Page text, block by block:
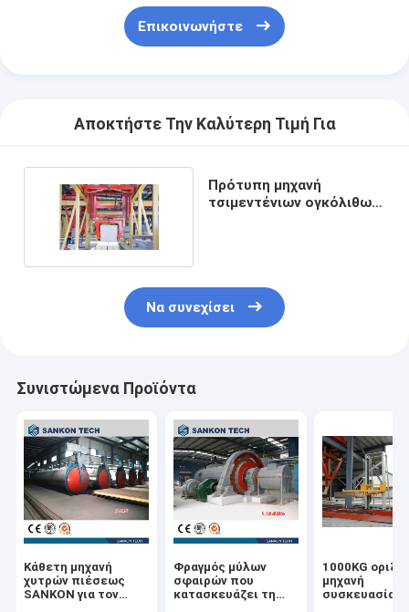
Επικοινωνήστε
Αποκτήστε Την Καλύτερη Τιμή Για
Πρότυπη μηχανή
τσιμεντένιων ογκόλιθων
Να συνεχίσει
Συνιστώμενα Προϊόντα
Κάθετη μηχανή
χυτρών πιέσεως
SANKON για τον
Φραγμός μύλων
σφαιρών που
κατασκευάζει τη
1000KG
μηχανή
συσκευασίας